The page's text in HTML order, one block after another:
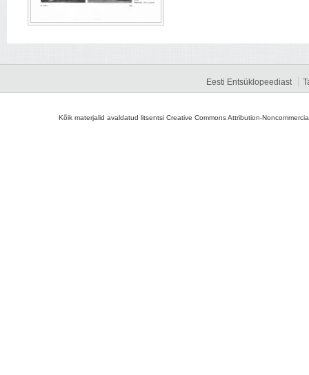
Eesti Entsüklopeediast
Kõik materjalid avaldatud litsentsi Creative Commons Attribution-